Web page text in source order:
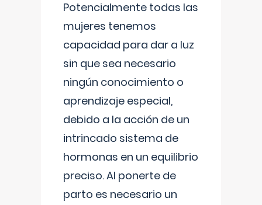
Potencialmente todas las
mujeres tenemos
capacidad para dar a luz
sin que sea necesario
ningún conocimiento o
aprendizaje especial,
debido a la acción de un
intrincado sistema de
hormonas en un equilibrio
preciso. Al ponerte de
parto es necesario un